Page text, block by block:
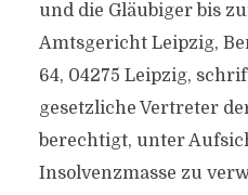
und die Gläubiger bis
Amtsgericht Leipzig,
64, 04275 Leipzig,
gesetzliche Vertreter
berechtigt, unter
Insolvenzmasse zu